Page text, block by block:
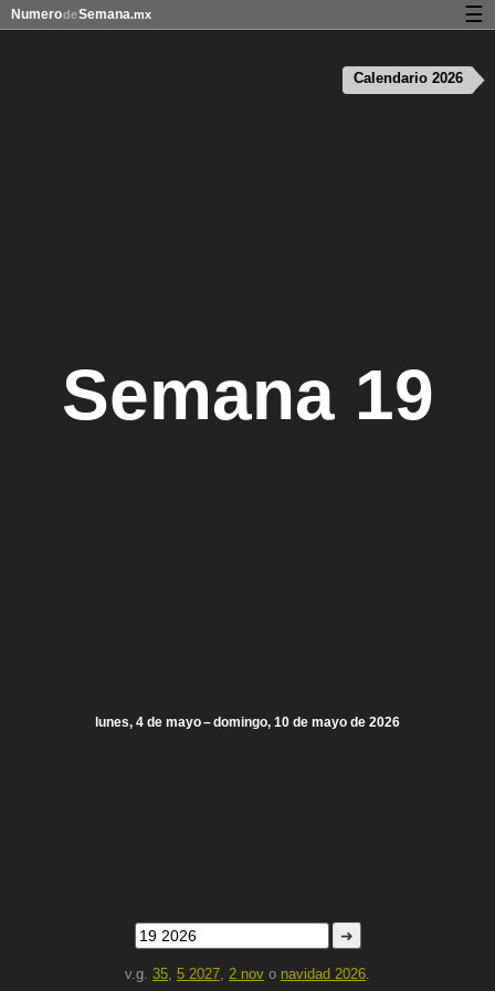
Semana 19
lunes, 4 de mayo – domingo, 10 de mayo de 2026
➜
v.g. 35, 5 2027, 2 nov o navidad 2026.
Calendario 2026
NumerodeSemana.mx ☰